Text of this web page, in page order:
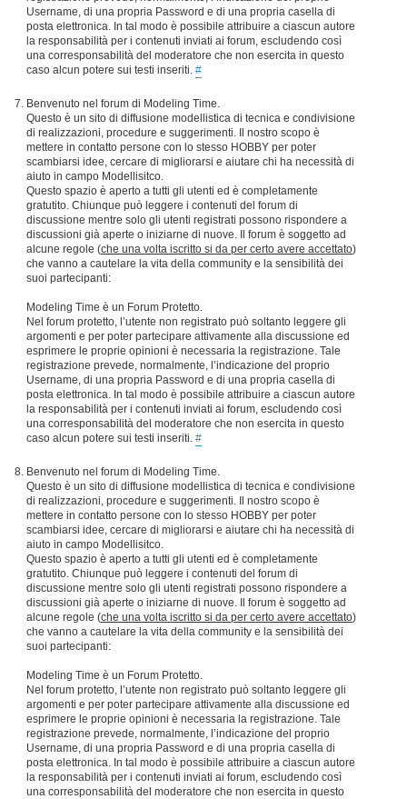
Username, di una propria Password e di una propria casella di
posta elettronica. In tal modo è possibile attribuire a ciascun autore
la responsabilità per i contenuti inviati ai forum, escludendo così
una corresponsabilità del moderatore che non esercita in questo
caso alcun potere sui testi inseriti. #
Benvenuto nel forum di Modeling Time.
Questo è un sito di diffusione modellistica di tecnica e condivisione
di realizzazioni, procedure e suggerimenti. Il nostro scopo è
mettere in contatto persone con lo stesso HOBBY per poter
scambiarsi idee, cercare di migliorarsi e aiutare chi ha necessità di
aiuto in campo Modellisitco.
Questo spazio è aperto a tutti gli utenti ed è completamente
gratutito. Chiunque può leggere i contenuti del forum di
discussione mentre solo gli utenti registrati possono rispondere a
discussioni già aperte o iniziarne di nuove. Il forum è soggetto ad
alcune regole (che una volta iscritto si da per certo avere accettato)
che vanno a cautelare la vita della community e la sensibilità dei
suoi partecipanti:
Modeling Time è un Forum Protetto.
Nel forum protetto, l’utente non registrato può soltanto leggere gli
argomenti e per poter partecipare attivamente alla discussione ed
esprimere le proprie opinioni è necessaria la registrazione. Tale
registrazione prevede, normalmente, l’indicazione del proprio
Username, di una propria Password e di una propria casella di
posta elettronica. In tal modo è possibile attribuire a ciascun autore
la responsabilità per i contenuti inviati ai forum, escludendo così
una corresponsabilità del moderatore che non esercita in questo
caso alcun potere sui testi inseriti. #
Benvenuto nel forum di Modeling Time.
Questo è un sito di diffusione modellistica di tecnica e condivisione
di realizzazioni, procedure e suggerimenti. Il nostro scopo è
mettere in contatto persone con lo stesso HOBBY per poter
scambiarsi idee, cercare di migliorarsi e aiutare chi ha necessità di
aiuto in campo Modellisitco.
Questo spazio è aperto a tutti gli utenti ed è completamente
gratutito. Chiunque può leggere i contenuti del forum di
discussione mentre solo gli utenti registrati possono rispondere a
discussioni già aperte o iniziarne di nuove. Il forum è soggetto ad
alcune regole (che una volta iscritto si da per certo avere accettato)
che vanno a cautelare la vita della community e la sensibilità dei
suoi partecipanti:
Modeling Time è un Forum Protetto.
Nel forum protetto, l’utente non registrato può soltanto leggere gli
argomenti e per poter partecipare attivamente alla discussione ed
esprimere le proprie opinioni è necessaria la registrazione. Tale
registrazione prevede, normalmente, l’indicazione del proprio
Username, di una propria Password e di una propria casella di
posta elettronica. In tal modo è possibile attribuire a ciascun autore
la responsabilità per i contenuti inviati ai forum, escludendo così
una corresponsabilità del moderatore che non esercita in questo